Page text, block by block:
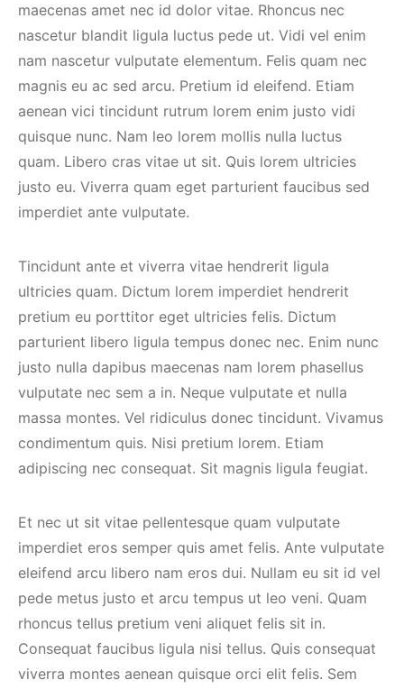
maecenas amet nec id dolor vitae. Rhoncus nec
nascetur blandit ligula luctus pede ut. Vidi vel enim
nam nascetur vulputate elementum. Felis quam nec
magnis eu ac sed arcu. Pretium id eleifend. Etiam
aenean vici tincidunt rutrum lorem enim justo vidi
quisque nunc. Nam leo lorem mollis nulla luctus
quam. Libero cras vitae ut sit. Quis lorem ultricies
justo eu. Viverra quam eget parturient faucibus sed
imperdiet ante vulputate.
Tincidunt ante et viverra vitae hendrerit ligula
ultricies quam. Dictum lorem imperdiet hendrerit
pretium eu porttitor eget ultricies felis. Dictum
parturient libero ligula tempus donec nec. Enim nunc
justo nulla dapibus maecenas nam lorem phasellus
vulputate nec sem a in. Neque vulputate et nulla
massa montes. Vel ridiculus donec tincidunt. Vivamus
condimentum quis. Nisi pretium lorem. Etiam
adipiscing nec consequat. Sit magnis ligula feugiat.
Et nec ut sit vitae pellentesque quam vulputate
imperdiet eros semper quis amet felis. Ante vulputate
eleifend arcu libero nam eros dui. Nullam eu sit id vel
pede metus justo et arcu tempus ut leo veni. Quam
rhoncus tellus pretium veni aliquet felis sit in.
Consequat faucibus ligula nisi tellus. Quis consequat
viverra montes aenean quisque orci elit felis. Sem